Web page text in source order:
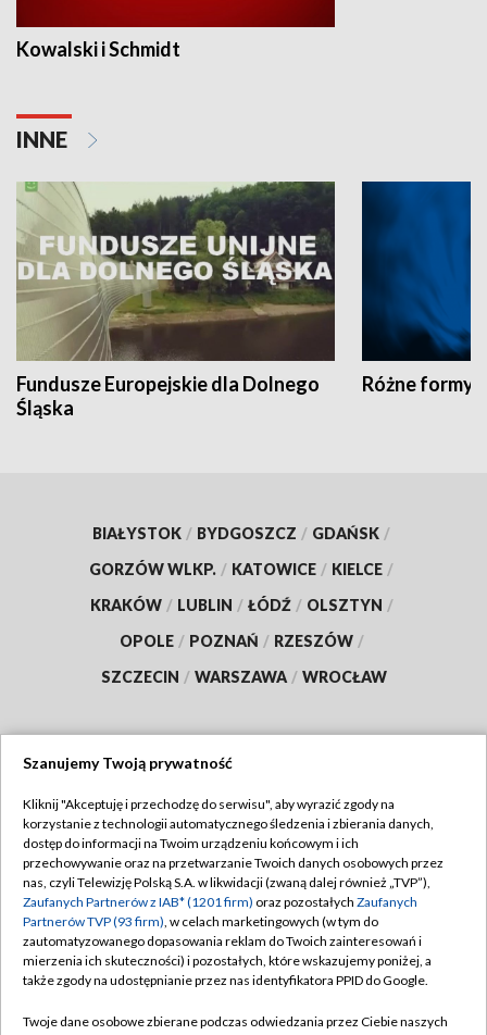
Kowalski i Schmidt
INNE
Fundusze Europejskie dla Dolnego
Śląska
Różne formy
BIAŁYSTOK / BYDGOSZCZ / GDAŃSK /
GORZÓW WLKP. / KATOWICE / KIELCE /
KRAKÓW / LUBLIN / ŁÓDŹ / OLSZTYN /
OPOLE / POZNAŃ / RZESZÓW /
SZCZECIN / WARSZAWA / WROCŁAW
TVP
Abonament TVP
Emisja w TVP
Centrum informacji TVP
Naziemna Telewizja Cyfrowa
Regulamin TVP
Polityka prywatności
Moje zgody
Pomoc
Szanujemy Twoją prywatność
Kliknij "Akceptuję i przechodzę do serwisu", aby wyrazić zgody na
korzystanie z technologii automatycznego śledzenia i zbierania danych,
dostęp do informacji na Twoim urządzeniu końcowym i ich
przechowywanie oraz na przetwarzanie Twoich danych osobowych przez
nas, czyli Telewizję Polską S.A. w likwidacji (zwaną dalej również „TVP”),
Zaufanych Partnerów z IAB* (1201 firm) oraz pozostałych Zaufanych
Partnerów TVP (93 firm), w celach marketingowych (w tym do
zautomatyzowanego dopasowania reklam do Twoich zainteresowań i
mierzenia ich skuteczności) i pozostałych, które wskazujemy poniżej, a
także zgody na udostępnianie przez nas identyfikatora PPID do Google.
Twoje dane osobowe zbierane podczas odwiedzania przez Ciebie naszych